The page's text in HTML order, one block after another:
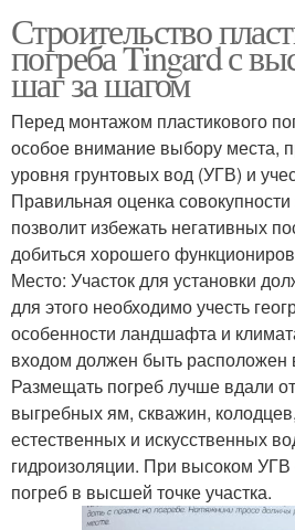
Строительство
погреба Tingard с
шаг за шагом
Перед монтажом пластикового
особое внимание выбору места,
уровня грунтовых вод (УГВ) и
Правильная оценка
позволит избежать негативных
добиться хорошего
Место: Участок для установки
для этого необходимо учесть
особенности ландшафта и
входом должен быть расположен
Размещать погреб лучше вдали
выгребных ям, скважин,
естественных и искусственных
гидроизоляции. При высоком УГВ
погреб в высшей точке участка.